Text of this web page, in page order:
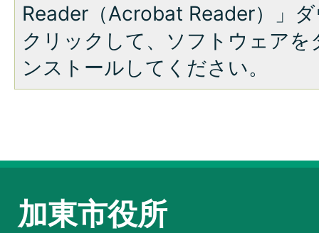
Reader（Acrobat Reader）」
クリックして、ソフトウェア
ンストールしてください。
加東市役所